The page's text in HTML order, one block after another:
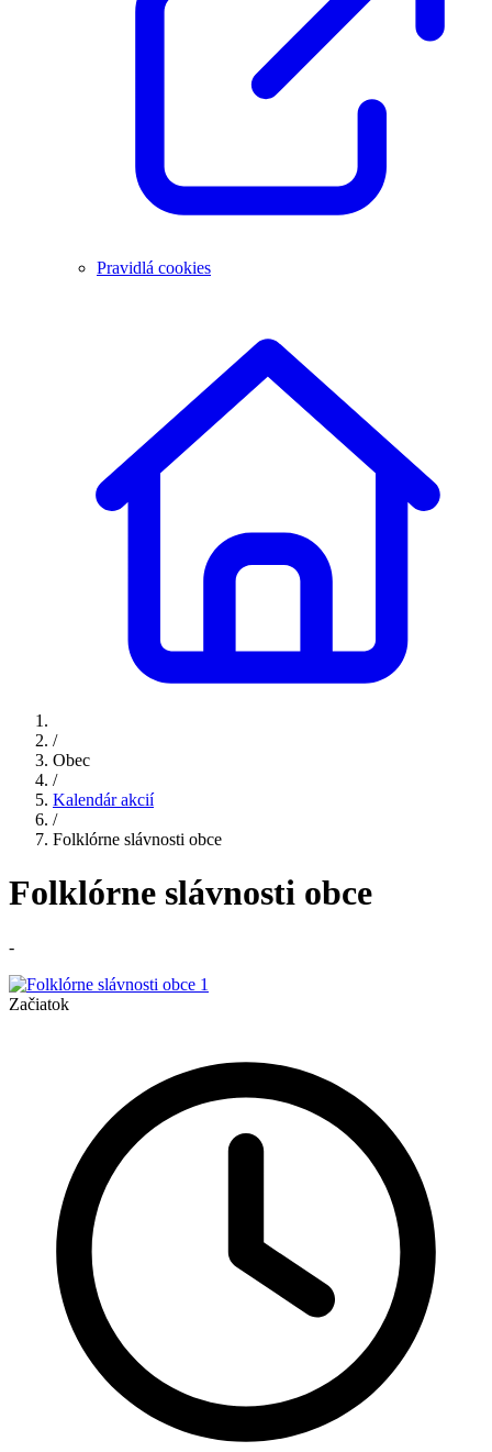
Pravidlá cookies
/
Obec
/
Kalendár akcií
/
Folklórne slávnosti obce
Folklórne slávnosti obce
-
Začiatok